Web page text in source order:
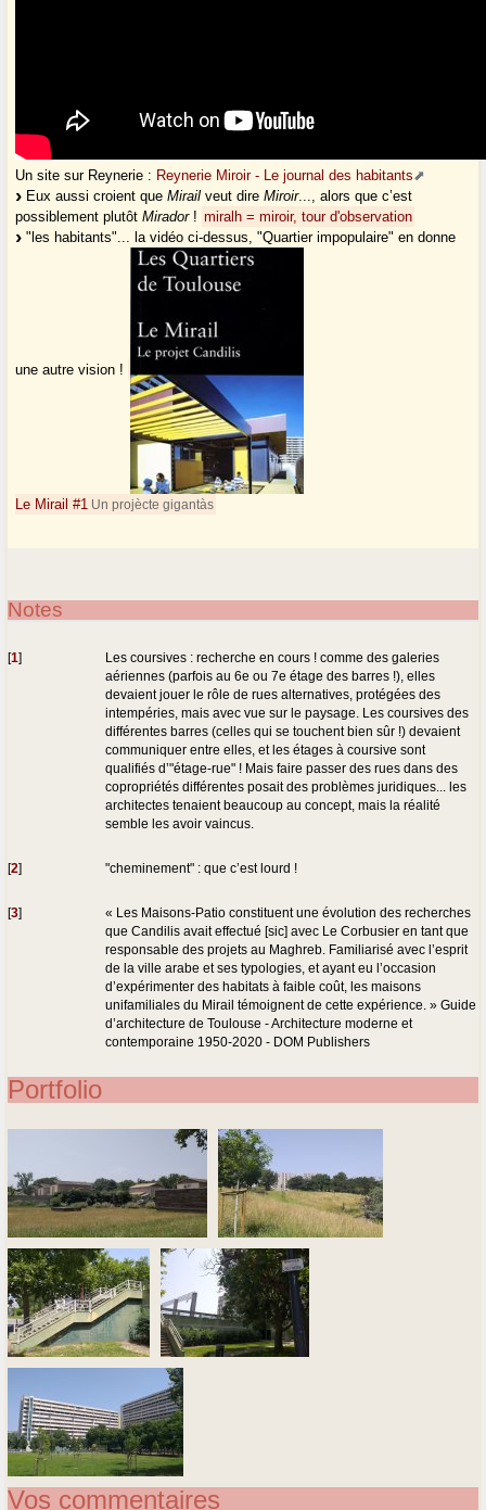
Un site sur Reynerie : Reynerie Miroir - Le journal des habitants
Eux aussi croient queMirail veut direMiroir..., alors que c’est
possiblement plutôtMirador! miralh = miroir, tour d'observation
"les habitants"... la vidéo ci-dessus, "Quartier impopulaire" en donne
une autre vision !
Le Mirail #1 Un projècte gigantàs
Notes
[1]
Les coursives : recherche en cours ! comme des galeries
aériennes (parfois au 6e ou 7e étage des barres !), elles
devaient jouer le rôle de rues alternatives, protégées des
intempéries, mais avec vue sur le paysage. Les coursives des
différentes barres (celles qui se touchent bien sûr !) devaient
communiquer entre elles, et les étages à coursive sont
qualifiés d’"étage-rue" ! Mais faire passer des rues dans des
copropriétés différentes posait des problèmes juridiques... les
architectes tenaient beaucoup au concept, mais la réalité
semble les avoir vaincus.
[2] "cheminement" : que c’est lourd !
[3]
« Les Maisons-Patio constituent une évolution des recherches
que Candilis avait effectué [sic] avec Le Corbusier en tant que
responsable des projets au Maghreb. Familiarisé avec l’esprit
de la ville arabe et ses typologies, et ayant eu l’occasion
d’expérimenter des habitats à faible coût, les maisons
unifamiliales du Mirail témoignent de cette expérience. » Guide
d’architecture de Toulouse - Architecture moderne et
contemporaine 1950-2020 - DOM Publishers
Portfolio
Vos commentaires